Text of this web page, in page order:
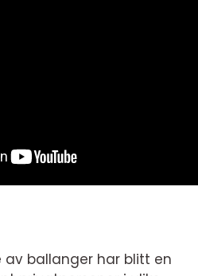
av ballanger har blitt en